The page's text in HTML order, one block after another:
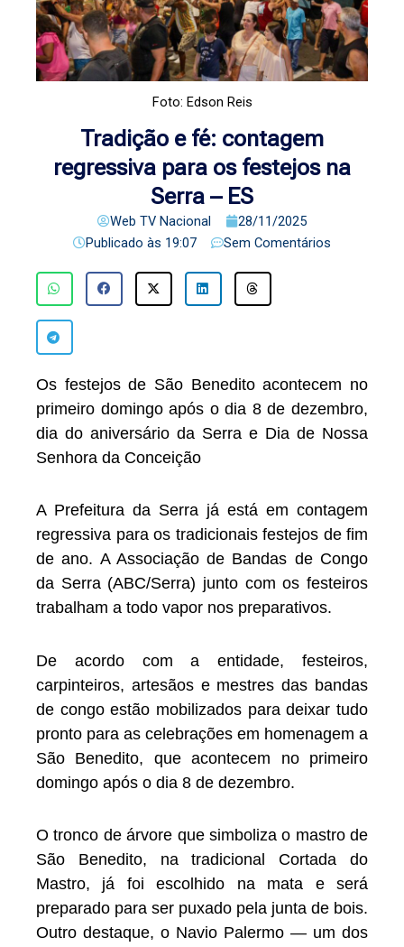
Foto: Edson Reis
Tradição e fé: contagem
regressiva para os festejos na
Serra – ES
Web TV Nacional
28/11/2025
Publicado às 19:07 Sem Comentários
Os festejos de São Benedito acontecem no
primeiro domingo após o dia 8 de dezembro,
dia do aniversário da Serra e Dia de Nossa
Senhora da Conceição
A Prefeitura da Serra já está em contagem
regressiva para os tradicionais festejos de fim
de ano. A Associação de Bandas de Congo
da Serra (ABC/Serra) junto com os festeiros
trabalham a todo vapor nos preparativos.
De acordo com a entidade, festeiros,
carpinteiros, artesãos e mestres das bandas
de congo estão mobilizados para deixar tudo
pronto para as celebrações em homenagem a
São Benedito, que acontecem no primeiro
domingo após o dia 8 de dezembro.
O tronco de árvore que simboliza o mastro de
São Benedito, na tradicional Cortada do
Mastro, já foi escolhido na mata e será
preparado para ser puxado pela junta de bois.
Outro destaque, o Navio Palermo — um dos